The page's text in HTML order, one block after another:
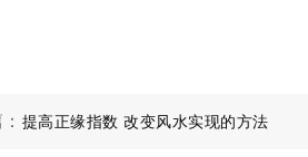
提高正缘指数 改变风水实现的方法